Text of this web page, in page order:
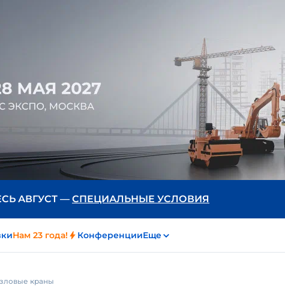
АВГУСТ — СПЕЦИАЛЬНЫЕ УСЛОВИЯ
Нам 23 года! КонференцииЕще
краны